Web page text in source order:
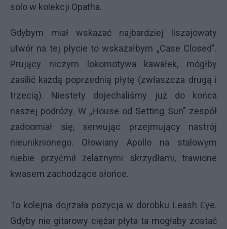
solo w kolekcji Opatha.
Gdybym miał wskazać najbardziej liszajowaty
utwór na tej płycie to wskazałbym „Case Closed".
Prujący niczym lokomotywa kawałek, mógłby
zasilić każdą poprzednią płytę (zwłaszcza drugą i
trzecią). Niestety dojechaliśmy już do końca
naszej podróży. W „House od Setting Sun" zespół
zadoomiał się, serwując przejmujący nastrój
nieuniknionego. Ołowiany Apollo na stalowym
niebie przyćmił żelaznymi skrzydłami, trawione
kwasem zachodzące słońce.
To kolejna dojrzała pozycja w dorobku Leash Eye.
Gdyby nie gitarowy ciężar płyta ta mogłaby zostać